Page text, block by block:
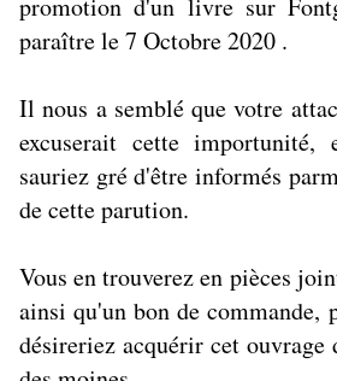
promotion d'un livre sur
paraître le 7 Octobre 2020 .
Il nous a semblé que votre
excuserait cette importunité,
sauriez gré d'être informés
de cette parution.
Vous en trouverez en pièces
ainsi qu'un bon de commande,
désireriez acquérir cet ouvrage